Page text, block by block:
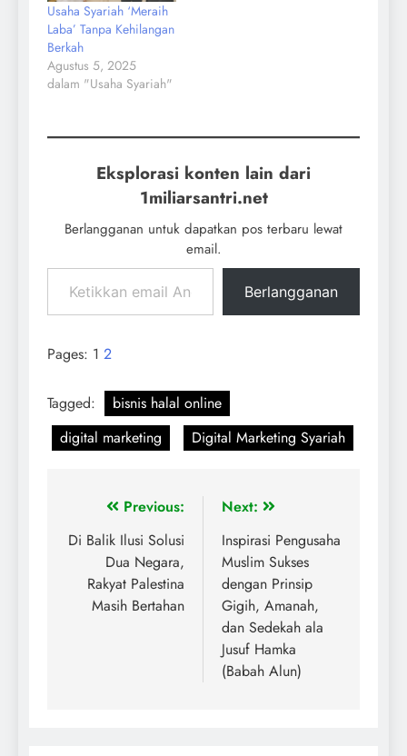
Usaha Syariah ‘Meraih
Laba’ Tanpa Kehilangan
Berkah
Agustus 5, 2025
dalam "Usaha Syariah"
Eksplorasi konten lain dari
1miliarsantri.net
Berlangganan untuk dapatkan pos terbaru lewat
email.
Berlangganan
Pages: 1 2
Tagged:
bisnis halal online
digital marketing
Digital Marketing Syariah
Previous:
Di Balik Ilusi Solusi
Dua Negara,
Rakyat Palestina
Masih Bertahan
Next:
Inspirasi Pengusaha
Muslim Sukses
dengan Prinsip
Gigih, Amanah,
dan Sedekah ala
Jusuf Hamka
(Babah Alun)